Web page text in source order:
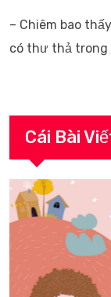
– Chiêm bao
có thư thả trong
Cái Bài